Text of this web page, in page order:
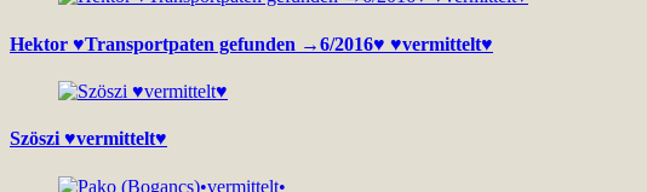
Hektor ♥Transportpaten gefunden →6/2016♥ ♥vermittelt♥
Szöszi ♥vermittelt♥